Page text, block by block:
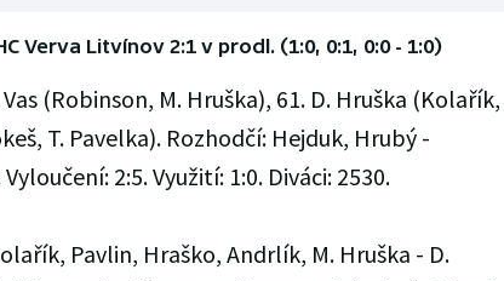
Verva Litvínov 2:1 v prodl. (1:0, 0:1, 0:0 - 1:0)
(Robinson, M. Hruška), 61. D. Hruška (Kolařík,
T. Pavelka). Rozhodčí: Hejduk, Hrubý -
2:5. Využití: 1:0. Diváci: 2530.
Pavlin, Hraško, Andrlík, M. Hruška - D.